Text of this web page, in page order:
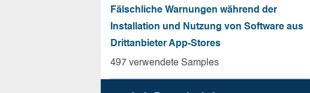
Fälschliche Warnungen während der
Installation und Nutzung von Software aus
Drittanbieter App-Stores
497 verwendete Samples